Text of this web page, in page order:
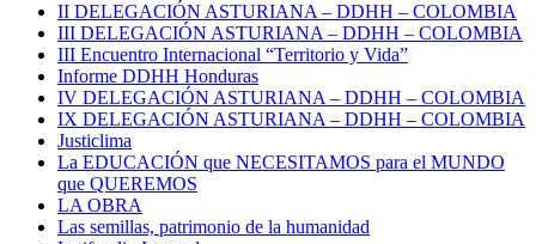
II DELEGACIÓN ASTURIANA – DDHH – COLOMBIA
III DELEGACIÓN ASTURIANA – DDHH – COLOMBIA
III Encuentro Internacional “Territorio y Vida”
Informe DDHH Honduras
IV DELEGACIÓN ASTURIANA – DDHH – COLOMBIA
IX DELEGACIÓN ASTURIANA – DDHH – COLOMBIA
Justiclima
La EDUCACIÓN que NECESITAMOS para el MUNDO
que QUEREMOS
LA OBRA
Las semillas, patrimonio de la humanidad